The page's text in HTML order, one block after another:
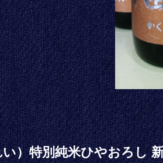
い）特別純米ひやおろし